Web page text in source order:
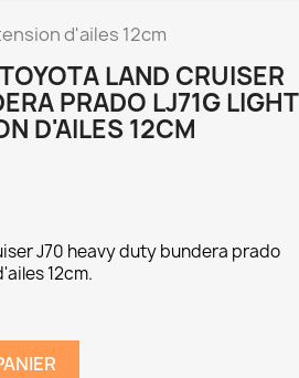
d'ailes 12cm
LAND CRUISER
PRADO LJ71G LIGHT
D'AILES 12CM
J70 heavy duty bundera prado
12cm.